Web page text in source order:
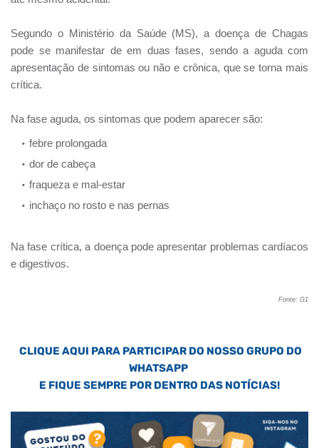
Segundo o Ministério da Saúde (MS), a doença de Chagas
pode se manifestar de em duas fases, sendo a aguda com
apresentação de sintomas ou não e crônica, que se torna mais
crítica.
Na fase aguda, os sintomas que podem aparecer são:
febre prolongada
dor de cabeça
fraqueza e mal-estar
inchaço no rosto e nas pernas
Na fase crítica, a doença pode apresentar problemas cardíacos
e digestivos.
Fonte: G1
CLIQUE AQUI PARA PARTICIPAR DO NOSSO GRUPO DO
WHATSAPP
E FIQUE SEMPRE POR DENTRO DAS NOTÍCIAS!